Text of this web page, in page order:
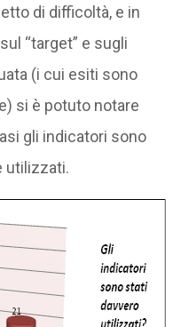
di difficoltà, e in
“target” e sugli
(i cui esiti sono
si è potuto notare
gli indicatori sono
utilizzati.